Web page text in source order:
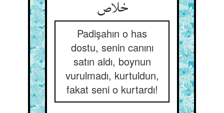
خلاص
Padişahın o has
dostu, senin canını
satın aldı, boynun
vurulmadı, kurtuldun,
fakat seni o kurtardı!